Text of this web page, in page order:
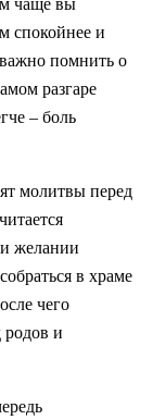
чаще вы
спокойнее и
важно помнить о
разгаре
– боль
молитвы перед
желании
в храме
чего
родов и